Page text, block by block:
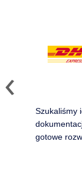
Szukaliśmy
gotowe